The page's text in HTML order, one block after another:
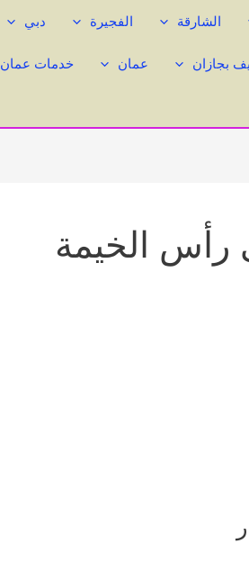
الشارقة الفجيرة دبي
بجازان عمان خدمات عمان
الخيمة